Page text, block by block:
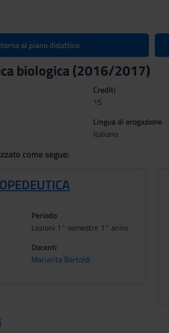
al piano didattico
biologica (2016/2017)
Crediti
15
Lingua di erogazione
Italiano
come segue:
Periodo
Lezioni 1° semestre 1° anno
Docenti
Mariarita Bertoldi